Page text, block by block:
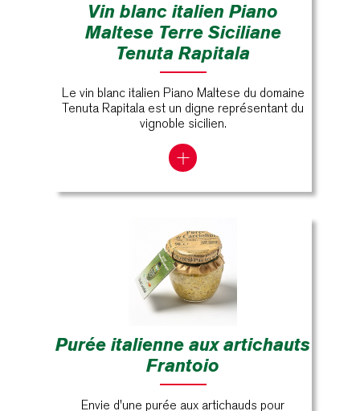
Vin blanc italien Piano
Maltese Terre Siciliane
Tenuta Rapitala
Le vin blanc italien Piano Maltese du domaine
Tenuta Rapitala est un digne représentant du
vignoble sicilien.
Purée italienne aux artichauts
Frantoio
Envie d'une purée aux artichauds pour